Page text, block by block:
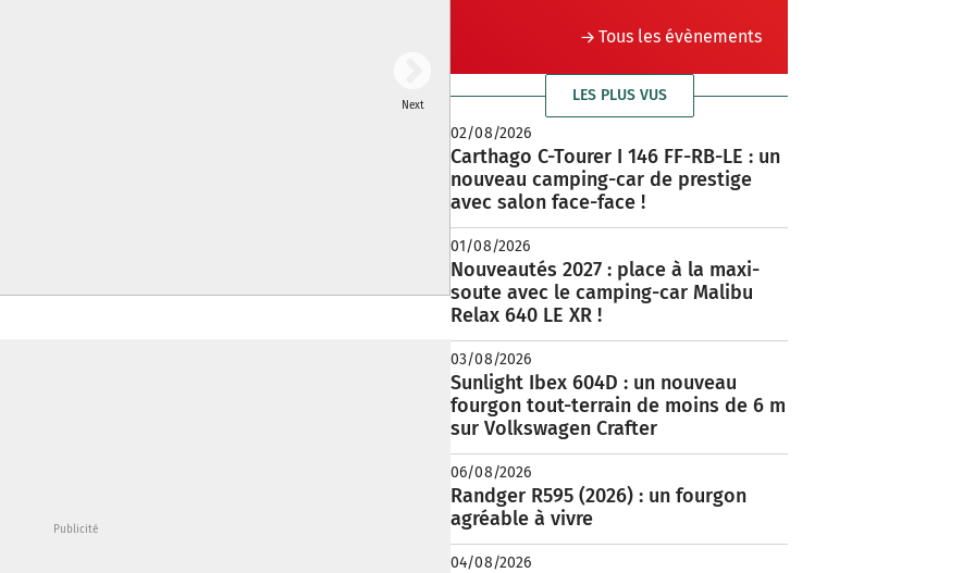
Next
Tous les évènements
LES PLUS VUS
02/08/2026
Carthago C-Tourer I 146 FF-RB-LE : un
nouveau camping-car de prestige
avec salon face-face !
01/08/2026
Nouveautés 2027 : place à la maxi-
soute avec le camping-car Malibu
Relax 640 LE XR !
03/08/2026
Sunlight Ibex 604D : un nouveau
fourgon tout-terrain de moins de 6 m
sur Volkswagen Crafter
06/08/2026
Randger R595 (2026) : un fourgon
agréable à vivre
04/08/2026